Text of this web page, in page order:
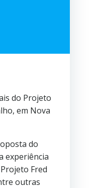
do Projeto
em Nova
do
experiência
Fred
outras